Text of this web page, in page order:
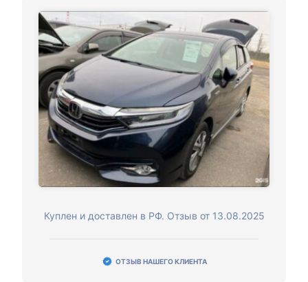
Куплен и доставлен в РФ. Отзыв от 13.08.2025
ОТЗЫВ НАШЕГО КЛИЕНТА